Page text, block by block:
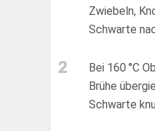
Zwiebeln,
Schwarte
2
Bei 160 °C
Brühe
Schwarte